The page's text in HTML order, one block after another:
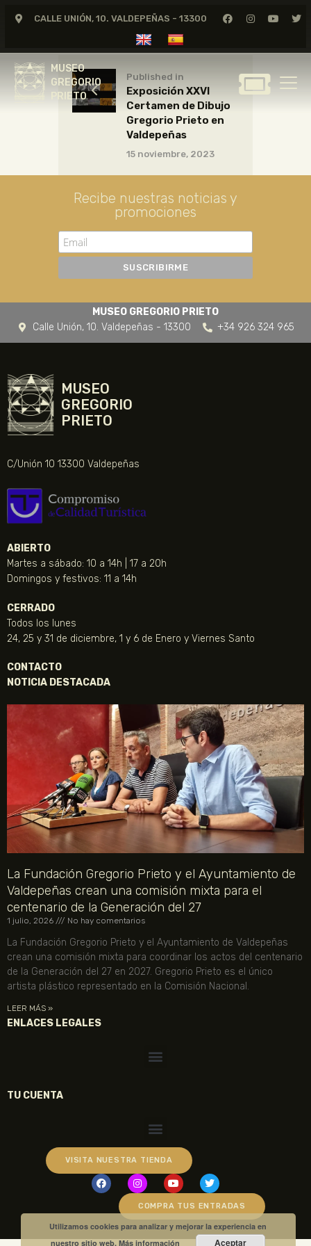
CALLE UNIÓN, 10. VALDEPEÑAS - 13300
MUSEO
GREGORIO
PRIETO
MUSEO
GREGORIO
GREGORIO PRIETO
CERTAMEN DE DIBUJO
FUNDACIÓN
NOTICIAS
Published in
Exposición XXVI
Certamen de Dibujo
Gregorio Prieto en
Valdepeñas
15 noviembre, 2023
Recibe nuestras noticias y
promociones
MUSEO GREGORIO PRIETO
Calle Unión, 10. Valdepeñas - 13300
+34 926 324 965
MUSEO
GREGORIO
PRIETO
C/Unión 10 13300 Valdepeñas
ABIERTO
Martes a sábado: 10 a 14h | 17 a 20h
Domingos y festivos: 11 a 14h
CERRADO
Todos los lunes
24, 25 y 31 de diciembre, 1 y 6 de Enero y Viernes Santo
CONTACTO
NOTICIA DESTACADA
La Fundación Gregorio Prieto y el Ayuntamiento de
Valdepeñas crean una comisión mixta para el
centenario de la Generación del 27
1 julio, 2026 No hay comentarios
La Fundación Gregorio Prieto y el Ayuntamiento de Valdepeñas
crean una comisión mixta para coordinar los actos del centenario
de la Generación del 27 en 2027. Gregorio Prieto es el único
artista plástico representado en la Comisión Nacional.
LEER MÁS »
ENLACES LEGALES
TU CUENTA
VISITA NUESTRA TIENDA
COMPRA TUS ENTRADAS
Utilizamos cookies para analizar y mejorar la experiencia en
nuestro sitio web.Más información Aceptar